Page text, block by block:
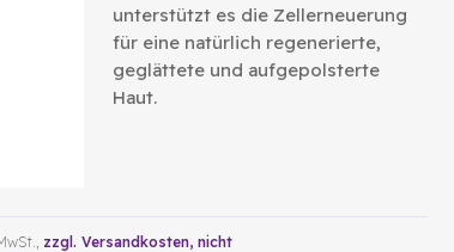
unterstützt es die Zellerneuerung
für eine natürlich regenerierte,
geglättete und aufgepolsterte
Haut.
zzgl. Versandkosten, nicht